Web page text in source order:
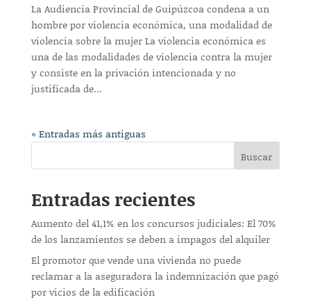
La Audiencia Provincial de Guipúzcoa condena a un
hombre por violencia económica, una modalidad de
violencia sobre la mujer La violencia económica es
una de las modalidades de violencia contra la mujer
y consiste en la privación intencionada y no
justificada de...
« Entradas más antiguas
Buscar
Entradas recientes
Aumento del 41,1% en los concursos judiciales: El 70%
de los lanzamientos se deben a impagos del alquiler
El promotor que vende una vivienda no puede
reclamar a la aseguradora la indemnización que pagó
por vicios de la edificación